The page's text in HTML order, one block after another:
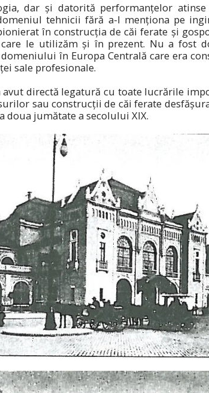
dar și datorită performanțelor
tehnicii fără a-l menționa pe
în construcția de căi ferate și
le utilizăm și în prezent. Nu a fost
în Europa Centrală care era
sale profesionale.
avut directă legatură cu toate lucrările
sau construcții de căi ferate
doua jumătate a secolului XIX.